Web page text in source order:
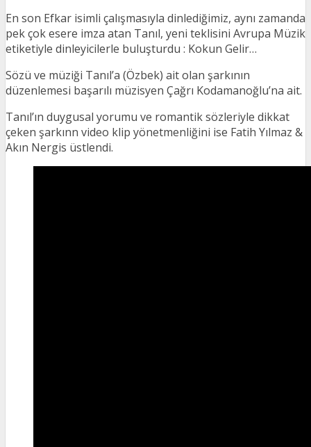
En son Efkar isimli çalışmasıyla dinlediğimiz, aynı zamanda
pek çok esere imza atan Tanıl, yeni teklisini Avrupa Müzik
etiketiyle dinleyicilerle buluşturdu : Kokun Gelir…
Sözü ve müziği Tanıl’a (Özbek) ait olan şarkının
düzenlemesi başarılı müzisyen Çağrı Kodamanoğlu’na ait.
Tanıl’ın duygusal yorumu ve romantik sözleriyle dikkat
çeken şarkınn video klip yönetmenliğini ise Fatih Yılmaz &
Akın Nergis üstlendi.